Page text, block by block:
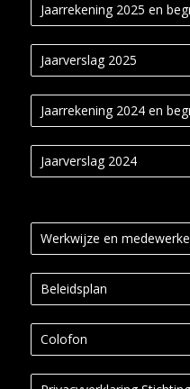
Jaarrekening 2025 en
Jaarverslag 2025
Jaarrekening 2024 en
Jaarverslag 2024
Werkwijze en
Beleidsplan
Colofon